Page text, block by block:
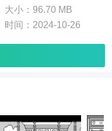
大小： 96.70 MB
时间： 2024-10-26